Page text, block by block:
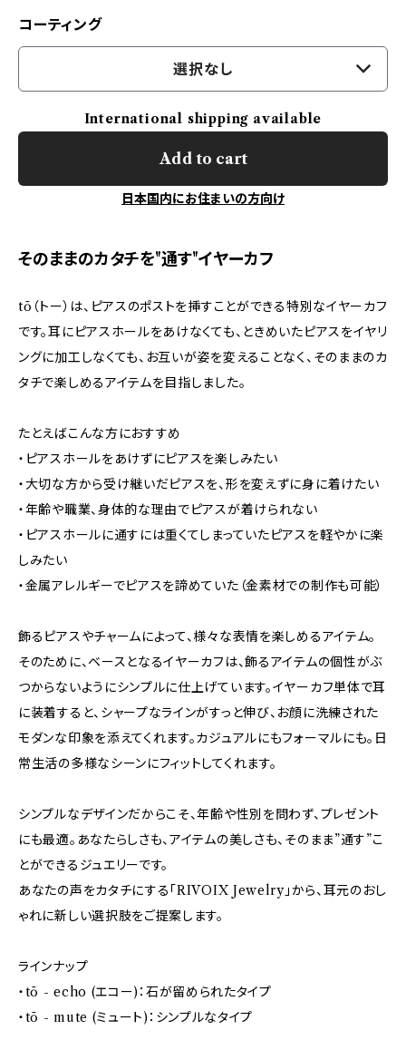
コーティング
選択なし
International shipping available
Add to cart
日本国内にお住まいの方向け
そのままのカタチを"通す"イヤーカフ
tō（トー）は、ピアスのポストを挿すことができる特別なイヤーカフ
です。耳にピアスホールをあけなくても、ときめいたピアスをイヤリ
ングに加工しなくても、お互いが姿を変えることなく、そのままのカ
タチで楽しめるアイテムを目指しました。
たとえばこんな方におすすめ
・ピアスホールをあけずにピアスを楽しみたい
・大切な方から受け継いだピアスを、形を変えずに身に着けたい
・年齢や職業、身体的な理由でピアスが着けられない
・ピアスホールに通すには重くてしまっていたピアスを軽やかに楽
しみたい
・金属アレルギーでピアスを諦めていた（金素材での制作も可能）
飾るピアスやチャームによって、様々な表情を楽しめるアイテム。
そのために、ベースとなるイヤーカフは、飾るアイテムの個性がぶ
つからないようにシンプルに仕上げています。イヤーカフ単体で耳
に装着すると、シャープなラインがすっと伸び、お顔に洗練された
モダンな印象を添えてくれます。カジュアルにもフォーマルにも。日
常生活の多様なシーンにフィットしてくれます。
シンプルなデザインだからこそ、年齢や性別を問わず、プレゼント
にも最適。あなたらしさも、アイテムの美しさも、そのまま”通す”こ
とができるジュエリーです。
あなたの声をカタチにする「RIVOIX Jewelry」から、耳元のおし
ゃれに新しい選択肢をご提案します。
ラインナップ
・tō - echo (エコー)：石が留められたタイプ
・tō - mute (ミュート)：シンプルなタイプ